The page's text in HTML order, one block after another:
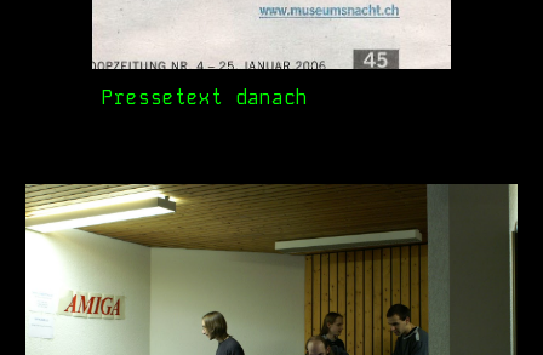
Pressetext danach